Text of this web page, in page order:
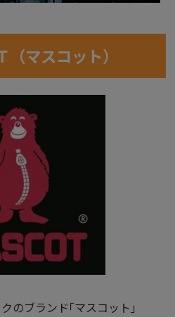
（マスコット）
のブランド｢マスコット｣